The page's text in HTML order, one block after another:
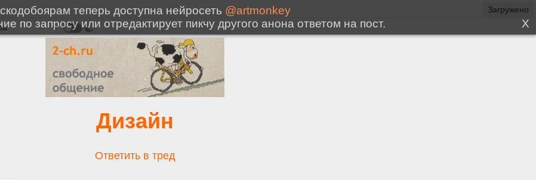
Дизайн
Ответить в тред